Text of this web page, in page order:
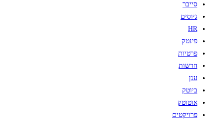
סייבר
גיוסים
HR
פינטק
פרטיות
חדשות
ענן
ביוטק
אוטוטק
פרויקטים